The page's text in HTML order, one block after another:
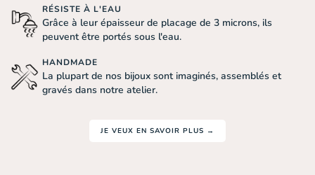
RÉSISTE À L'EAU
Grâce à leur épaisseur de placage de 3 microns, ils
peuvent être portés sous l'eau.
HANDMADE
La plupart de nos bijoux sont imaginés, assemblés et
gravés dans notre atelier.
JE VEUX EN SAVOIR PLUS →